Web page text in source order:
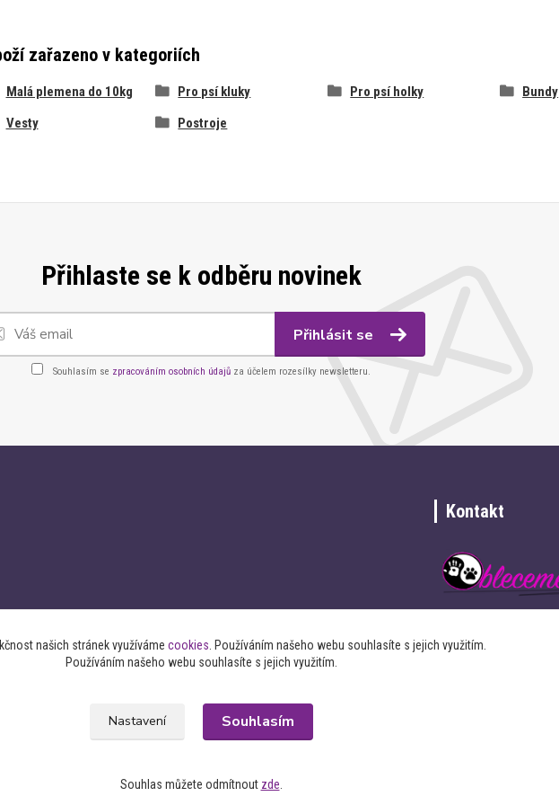
zařazeno v kategoriích
Malá plemena do 10kg Pro psí kluky Pro psí holky
Bundy
Vesty
Postroje
Přihlaste se k odběru novinek
Přihlásit se
Souhlasím se zpracováním osobních údajů za účelem rozesílky newsletteru.
Kontakt
našich stránek využíváme cookies . Používáním našeho webu souhlasíte s jejich využitím.
Používáním našeho webu souhlasíte s jejich využitím.
Nastavení Souhlasím
Souhlas můžete odmítnout zde